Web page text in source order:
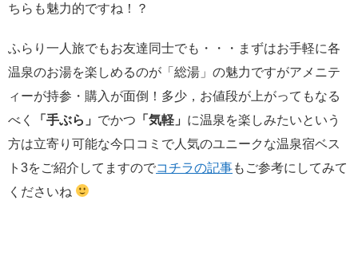
ちらも魅力的ですね！？
ふらり一人旅でもお友達同士でも・・・まずはお手軽に各
温泉のお湯を楽しめるのが「総湯」の魅力ですがアメニテ
ィーが持参・購入が面倒！多少，お値段が上がってもなる
べく
「手ぶら」 でかつ 「気軽」 に温泉を楽しみたいという
方は立寄り可能な今口コミで人気のユニークな温泉宿ベス
ト3をご紹介してますのでコチラの記事もご参考にしてみて
くださいね